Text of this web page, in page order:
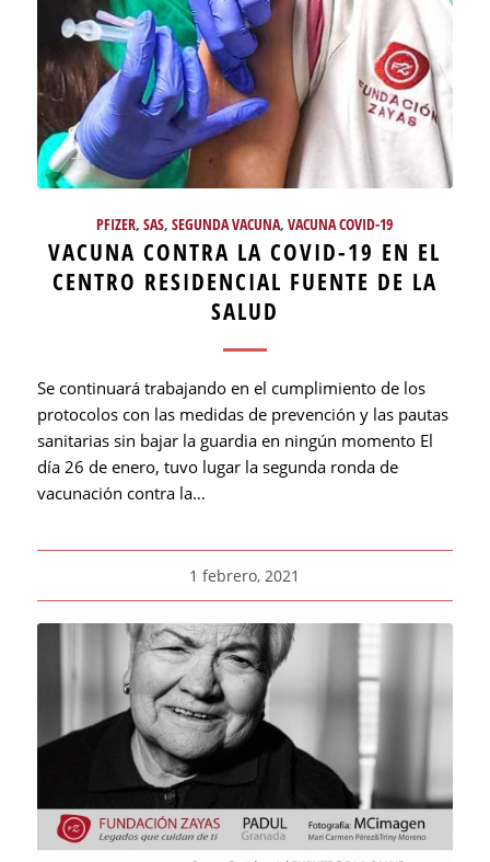
PFIZER,SAS,SEGUNDA VACUNA,VACUNA COVID-19
VACUNA CONTRA LA COVID-19 EN EL
CENTRO RESIDENCIAL FUENTE DE LA
SALUD
Se continuará trabajando en el cumplimiento de los
protocolos con las medidas de prevención y las pautas
sanitarias sin bajar la guardia en ningún momento El
día 26 de enero, tuvo lugar la segunda ronda de
vacunación contra la…
1 febrero, 2021